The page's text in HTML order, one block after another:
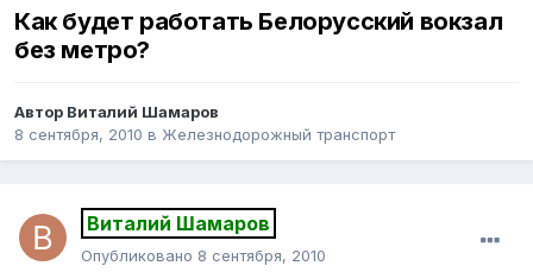
Как будет работать Белорусский вокзал
без метро?
Автор Виталий Шамаров
8 сентября, 2010 в Железнодорожный транспорт
Виталий Шамаров
Опубликовано 8 сентября, 2010